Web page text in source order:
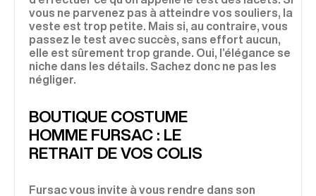
vous ne parvenez pas à atteindre vos souliers, la
veste est trop petite. Mais si, au contraire, vous
passez le test avec succès, sans effort aucun,
elle est sûrement trop grande. Oui, l’élégance se
niche dans les détails. Sachez donc ne pas les
négliger.
BOUTIQUE COSTUME
HOMME FURSAC : LE
RETRAIT DE VOS COLIS
Fursac vous invite à vous rendre dans son